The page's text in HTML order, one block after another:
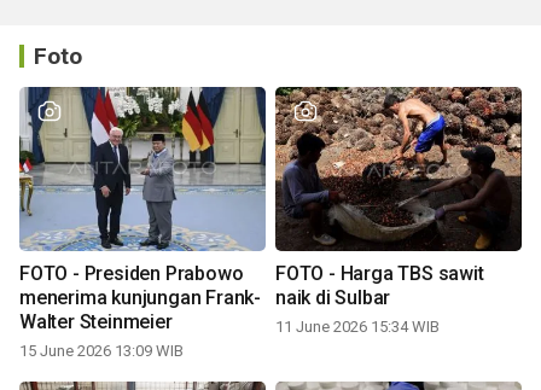
Foto
FOTO - Presiden Prabowo
menerima kunjungan Frank-
Walter Steinmeier
15 June 2026 13:09 WIB
FOTO - Harga TBS sawit
naik di Sulbar
11 June 2026 15:34 WIB